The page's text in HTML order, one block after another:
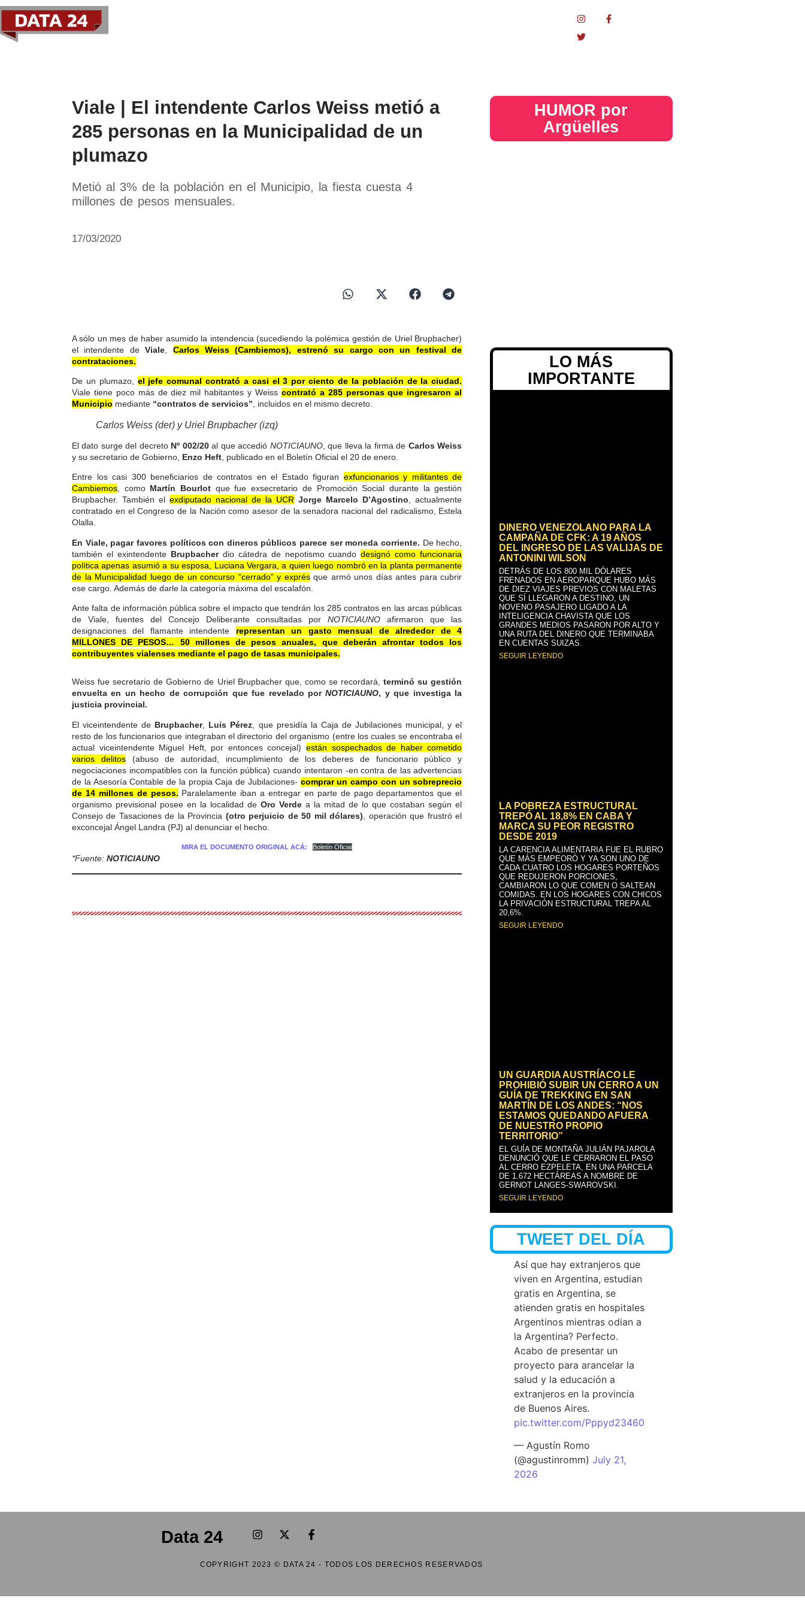
Viale | El intendente Carlos Weiss metió a
285 personas en la Municipalidad de un
plumazo
Metió al 3% de la población en el Municipio, la fiesta cuesta 4
millones de pesos mensuales.
17/03/2020
A sólo un mes de haber asumido la intendencia (sucediendo la polémica gestión de Uriel Brupbacher)
el intendente deViale
Carlos Weiss (Cambiemos), estrenó su cargo con un festival de
contrataciones.
De un plumazo, el jefe comunal contrató a casi el 3 por ciento de la población de la ciudad.
Viale tiene poco más de diez mil habitantes y Weiss contrató a 285 personas que ingresaron al
Municipio mediante “contratos de servicios”, incluidos en el mismo decreto.
Carlos Weiss (der) y Uriel Brupbacher (izq)
El dato surge del decreto Nº 002/20al que accedió NOTICIAUNO, que lleva la firma de Carlos Weiss
y su secretario de Gobierno, Enzo Heft , publicado en el Boletín Oficial el 20 de enero.
Entre los casi 300 beneficiarios de contratos en el Estado figuran exfuncionarios y militantes de
Cambiemos , como Martín Bourlot que fue exsecretario de Promoción Social durante la gestión
Brupbacher. También elexdiputado nacional de la UCR Jorge Marcelo D’Agostino , actualmente
contratado en el Congreso de la Nación como asesor de la senadora nacional del radicalismo, Estela
Olalla.
En Viale, pagar favores políticos con dineros públicos parece ser moneda corriente. De hecho,
también el exintendente Brupbacher dio cátedra de nepotismo cuandodesignó como funcionaria
política apenas asumió a su esposa, Luciana Vergara, a quien luego nombró en la planta permanente
de la Municipalidad luego de un concurso “cerrado” y exprésque armó unos días antes para cubrir
ese cargo. Además de darle la categoría máxima del escalafón.
Ante falta de información pública sobre el impacto que tendrán los 285 contratos en las arcas públicas
de Viale, fuentes del Concejo Deliberante consultadas porNOTICIAUNOafirmaron que las
designaciones del flamante intendente representan un gasto mensual de alrededor de 4
MILLONES DE PESOS…
50 millones de pesos anuales, que deberán afrontar todos los
contribuyentes vialenses mediante el pago de tasas municipales.
Weiss fue secretario de Gobierno de Uriel Brupbacher que, como se recordará,terminó su gestión
envuelta en un hecho de corrupción que fue revelado porNOTICIAUNO, y que investiga la
justicia provincial.
El viceintendente de Brupbacher, Luis Pérez , que presidía la Caja de Jubilaciones municipal, y el
resto de los funcionarios que integraban el directorio del organismo (entre los cuales se encontraba el
actual viceintendente Miguel Heft, por entonces concejal) están sospechados de haber cometido
varios delitos(abuso de autoridad, incumplimiento de los deberes de funcionario público y
negociaciones incompatibles con la función pública) cuando intentaron -en contra de las advertencias
de la Asesoría Contable de la propia Caja de Jubilaciones- comprar un campo con un sobreprecio
de 14 millones de pesos. Paralelamente iban a entregar en parte de pago departamentos que el
organismo previsional posee en la localidad deOro Verde a la mitad de lo que costaban según el
Consejo de Tasaciones de la Provincia (otro perjuicio de 50 mil dólares) , operación que frustró el
exconcejal Ángel Landra (PJ) al denunciar el hecho.
MIRA EL DOCUMENTO ORIGINAL ACÁ: Boletín Oficial
*Fuente: NOTICIAUNO
HUMOR por
Argüelles​
LO MÁS
IMPORTANTE
DINERO VENEZOLANO PARA LA
CAMPAÑA DE CFK: A 19 AÑOS
DEL INGRESO DE LAS VALIJAS DE
ANTONINI WILSON
DETRÁS DE LOS 800 MIL DÓLARES
FRENADOS EN AEROPARQUE HUBO MÁS
DE DIEZ VIAJES PREVIOS CON MALETAS
QUE SÍ LLEGARON A DESTINO, UN
NOVENO PASAJERO LIGADO A LA
INTELIGENCIA CHAVISTA QUE LOS
GRANDES MEDIOS PASARON POR ALTO Y
UNA RUTA DEL DINERO QUE TERMINABA
EN CUENTAS SUIZAS.
SEGUIR LEYENDO
LA POBREZA ESTRUCTURAL
TREPÓ AL 18,8% EN CABA Y
MARCA SU PEOR REGISTRO
DESDE 2019
LA CARENCIA ALIMENTARIA FUE EL RUBRO
QUE MÁS EMPEORÓ Y YA SON UNO DE
CADA CUATRO LOS HOGARES PORTEÑOS
QUE REDUJERON PORCIONES,
CAMBIARON LO QUE COMEN O SALTEAN
COMIDAS. EN LOS HOGARES CON CHICOS
LA PRIVACIÓN ESTRUCTURAL TREPA AL
20,6%.
SEGUIR LEYENDO
UN GUARDIA AUSTRÍACO LE
PROHIBIÓ SUBIR UN CERRO A UN
GUÍA DE TREKKING EN SAN
MARTÍN DE LOS ANDES: “NOS
ESTAMOS QUEDANDO AFUERA
DE NUESTRO PROPIO
TERRITORIO”
EL GUÍA DE MONTAÑA JULIÁN PAJAROLA
DENUNCIÓ QUE LE CERRARON EL PASO
AL CERRO EZPELETA, EN UNA PARCELA
DE 1.672 HECTÁREAS A NOMBRE DE
GERNOT LANGES-SWAROVSKI.
SEGUIR LEYENDO
TWEET DEL DÍA
Así que hay extranjeros que
viven en Argentina, estudian
gratis en Argentina, se
atienden gratis en hospitales
Argentinos mientras odian a
la Argentina? Perfecto.
Acabo de presentar un
proyecto para arancelar la
salud y la educación a
extranjeros en la provincia
de Buenos Aires.
pic.twitter.com/Pppyd23460
— Agustín Romo
(@agustinromm)July 21,
2026
Data 24
COPYRIGHT 2023 © DATA 24 - TODOS LOS DERECHOS RESERVADOS